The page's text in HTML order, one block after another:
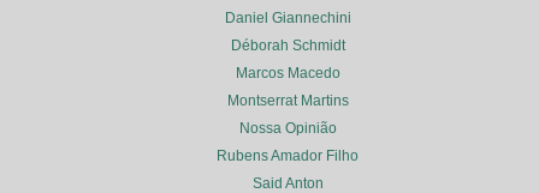
Daniel Giannechini
Déborah Schmidt
Marcos Macedo
Montserrat Martins
Nossa Opinião
Rubens Amador Filho
Said Anton